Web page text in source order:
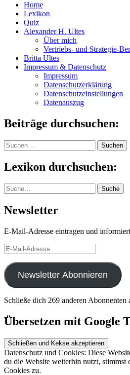
Home
Lexikon
Quiz
Alexander H. Ultes
Über mich
Vertriebs- und Strategie-
Britta Ultes
Impressum & Datenschutz
Impressum
Datenschutzerklärung
Datenschutzeinstellungen
Datenauszug
Beiträge durchsuchen:
Suchen
nach:
Lexikon durchsuchen:
Suche Suche
Newsletter
E-Mail-Adresse eintragen und
E-
Mail-
Adresse
Newsletter Abonnieren
Schließe dich 269 anderen Abonnenten
Übersetzen mit Google
Datenschutz und Cookies: Diese
du die Website weiterhin nutzt, stimmst
Cookies zu.